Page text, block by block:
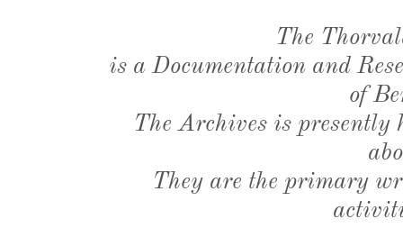
The
is a Documentation and
of
The Archives is presently
They are the primary